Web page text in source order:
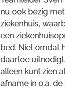
nu ook bezig
ziekenhuis,
een
bed. Niet omdat
daartoe
alleen kunt zien
afname in o.a.